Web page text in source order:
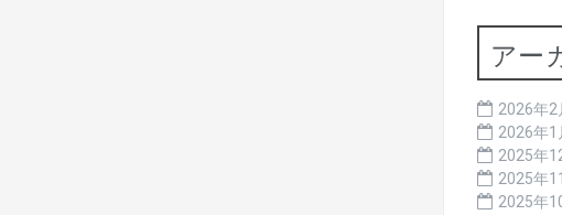
アー
2026年2
2026年1
2025年
2025年
2025年